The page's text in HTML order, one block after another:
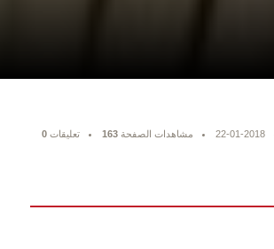
22-01-2018 مشاهدات الصفحة 163 تعليقات 0